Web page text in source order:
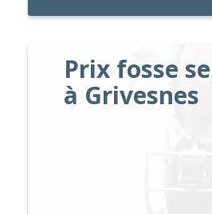
Prix fosse
à Grivesnes